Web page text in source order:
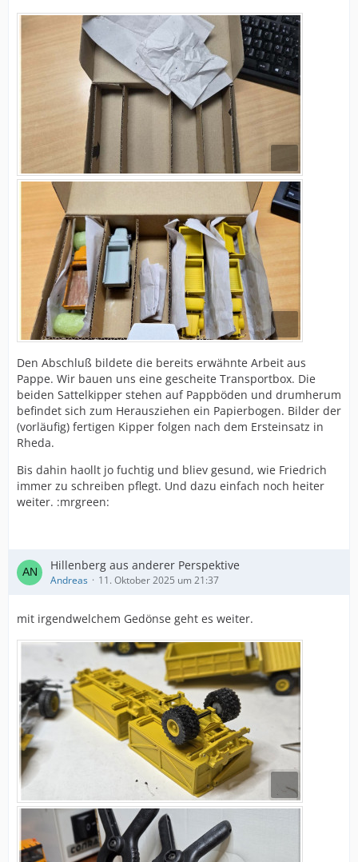
Den Abschluß bildete die bereits erwähnte Arbeit aus
Pappe. Wir bauen uns eine gescheite Transportbox. Die
beiden Sattelkipper stehen auf Pappböden und drumherum
befindet sich zum Herausziehen ein Papierbogen. Bilder der
(vorläufig) fertigen Kipper folgen nach dem Ersteinsatz in
Rheda.
Bis dahin haollt jo fuchtig und bliev gesund, wie Friedrich
immer zu schreiben pflegt. Und dazu einfach noch heiter
weiter. :mrgreen:
Hillenberg aus anderer Perspektive
Andreas 11. Oktober 2025 um 21:37
mit irgendwelchem Gedönse geht es weiter.